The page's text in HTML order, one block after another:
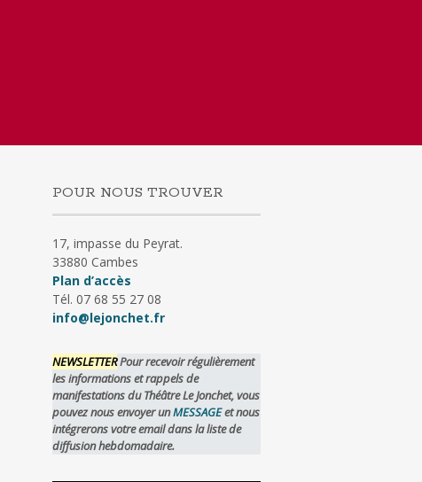
POUR NOUS TROUVER
17, impasse du Peyrat.
33880 Cambes
Plan d’accès
Tél. 07 68 55 27 08
info@lejonchet.fr
NEWSLETTERPour recevoir régulièrement
les informations et rappels de
manifestations du Théâtre Le Jonchet, vous
pouvez nous envoyer unMESSAGEet nous
intégrerons votre email dans la liste de
diffusion hebdomadaire.